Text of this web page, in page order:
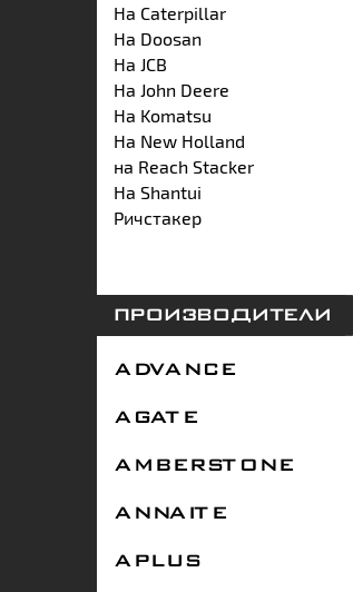
На Caterpillar
На Doosan
На JCB
На John Deere
На Komatsu
На New Holland
на Reach Stacker
На Shantui
Ричстакер
ПРОИЗВОДИТЕЛИ
ADVANCE
AGATE
AMBERSTONE
ANNAITE
APLUS